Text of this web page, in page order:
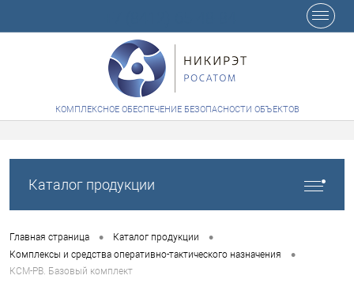
КОМПЛЕКСНОЕ ОБЕСПЕЧЕНИЕ БЕЗОПАСНОСТИ ОБЪЕКТОВ
Каталог продукции
Главная страница • Каталог продукции •
Комплексы и средства оперативно-тактического назначения •
КСМ-РВ. Базовый комплект